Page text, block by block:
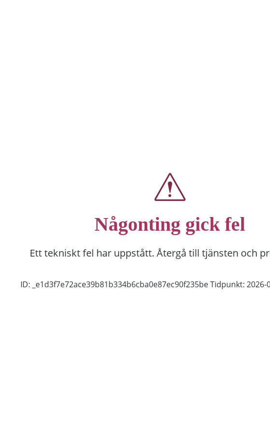
Någonting gick fel
Ett tekniskt fel har uppstått. Återgå till tjänsten och
ID: _e1d3f7e72ace39b81b334b6cba0e87ec90f235beTidpunkt: 2026-